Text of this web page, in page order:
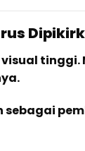
tinggi.
sebagai